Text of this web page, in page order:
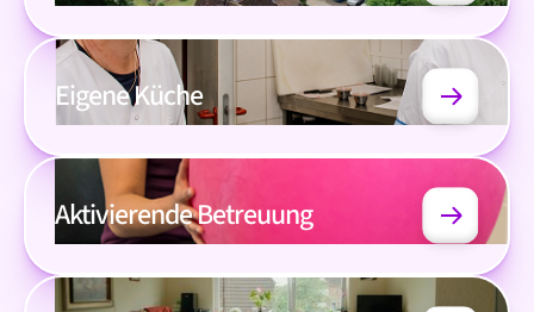
Eigene Küche
Aktivierende Betreuung